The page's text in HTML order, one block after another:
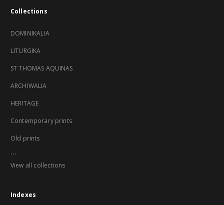
Collections
DOMINIKALIA
LITURGIKA
ST THOMAS AQUINAS
ARCHIWALIA
HERITAGE
Contemporary prints
Old prints
...
View all collections
Indexes